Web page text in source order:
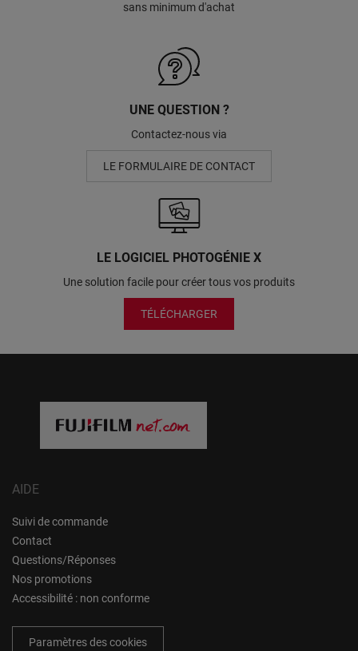
sans minimum d'achat
UNE QUESTION ?
Contactez-nous via
LE FORMULAIRE DE CONTACT
LE LOGICIEL PHOTOGÉNIE X
Une solution facile pour créer tous vos produits
TÉLÉCHARGER
AIDE
Suivi de commande
Contact
Questions/Réponses
Nos promotions
Accessibilité : non conforme
Paramètres des cookies